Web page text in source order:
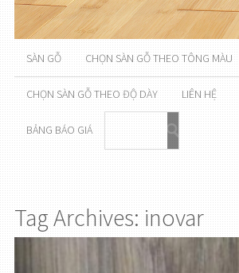
SÀN GỖ CHỌN SÀN GỖ THEO TÔNG MÀU
CHỌN SÀN GỖ THEO ĐỘ DÀY LIÊN HỆ
BẢNG BÁO GIÁ
Tag Archives: inovar